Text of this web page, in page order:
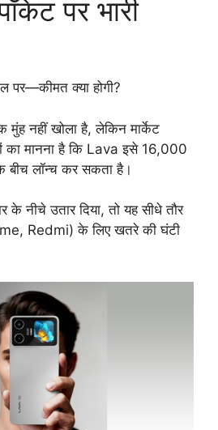
पर भारी
क्या होगी?
मुंह नहीं खोला है, लेकिन मार्केट
का मानना है कि Lava इसे 16,000
लॉन्च कर सकता है।
के नीचे उतार दिया, तो यह सीधे तौर
Redmi) के लिए खतरे की घंटी